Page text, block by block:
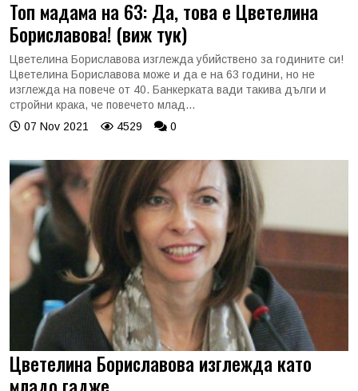
Топ мадама на 63: Да, това е Цветелина
Бориславова! (виж тук)
Цветелина Бориславова изглежда убийствено за годините си!
Цветелина Бориславова може и да е на 63 години, но не
изглежда на повече от 40. Банкерката вади такива дълги и
стройни крака, че повечето млад...
07 Nov 2021
4529 0
Цветелина Бориславова изглежда като
младо гадже